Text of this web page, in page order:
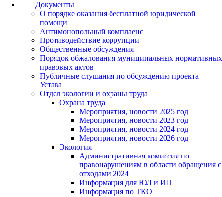
Документы
О порядке оказания бесплатной юридической
помощи
Антимонопольный комплаенс
Противодействие коррупции
Общественные обсуждения
Порядок обжалования муниципальных нормативных
правовых актов
Публичные слушания по обсуждению проекта
Устава
Отдел экологии и охраны труда
Охрана труда
Мероприятия, новости 2025 год
Мероприятия, новости 2023 год
Мероприятия, новости 2024 год
Мероприятия, новости 2026 год
Экология
Административная комиссия по
правонарушениям в области обращения с
отходами 2024
Информация для ЮЛ и ИП
Информация по ТКО